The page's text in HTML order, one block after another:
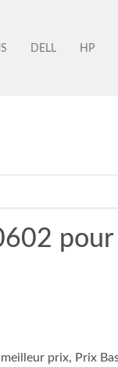
DELL HP
prix, Prix